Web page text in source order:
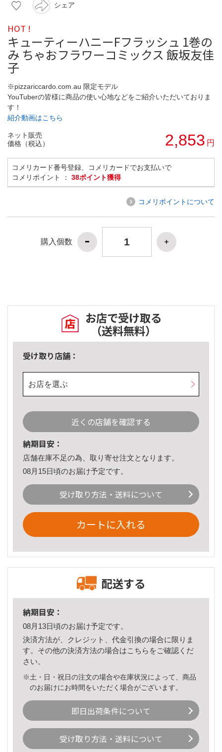
シェア
HOT !
キューティーハニーFフラッシュ 1巻の
み ちゃおフラワーコミックス 飯坂友佳
子
※pizzariccardo.com.au 限定モデル
YouTuberの皆様に商品の使い心地などをご紹介いただいておりま
す！
紹介動画はこちら
ネット販売
価格（税込）
2,853 円
コメリカード番号登録、コメリカードでお支払いで
コメリポイント ： 38ポイント獲得
コメリポイントについて
購入個数
お店で受け取る
（送料無料）
受け取り店舗：
お店を選ぶ
近くの店舗を確認する
納期目安：
店舗在庫不足の為、取り寄せ注文となります。
08月15日頃のお届け予定です。
受け取り方法・送料について
カートに入れる
配送する
納期目安：
08月13日頃のお届け予定です。
決済方法が、クレジット、代金引換の場合に限りま
す。その他の決済方法の場合はこちら をご確認くだ
さい。
※土・日・祝日の注文の場合や在庫状況によって、商品
のお届けにお時間をいただく場合がございます。
即日出荷条件について
受け取り方法・送料について